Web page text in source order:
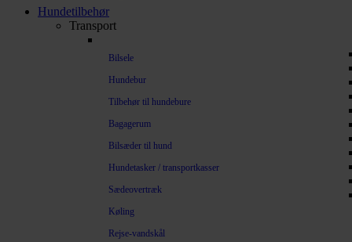
Hundetilbehør
Transport
Bilsele
Hundebur
Tilbehør til hundebure
Bagagerum
Bilsæder til hund
Hundetasker / transportkasser
Sædeovertræk
Køling
Rejse-vandskål